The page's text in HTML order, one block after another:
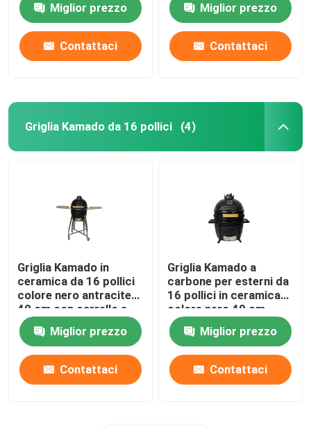
Miglior prezzo
Contattaci
Miglior prezzo
Contattaci
Griglia Kamado da 16 pollici (4)
Griglia Kamado in
ceramica da 16 pollici
colore nero antracite
40 cm con carrello e
tavolini
Miglior prezzo
Contattaci
Griglia Kamado a
carbone per esterni da
16 pollici in ceramica
colore nero 40 cm
Miglior prezzo
Contattaci